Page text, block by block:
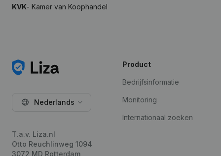
KVK- Kamer van Koophandel
Nederlands
T.a.v. Liza.nl
Otto Reuchlinweg 1094
3072 MD Rotterdam
Product
Bedrijfsinformatie
Monitoring
Internationaal zoeken